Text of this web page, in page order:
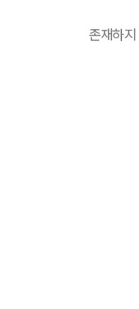
존재하